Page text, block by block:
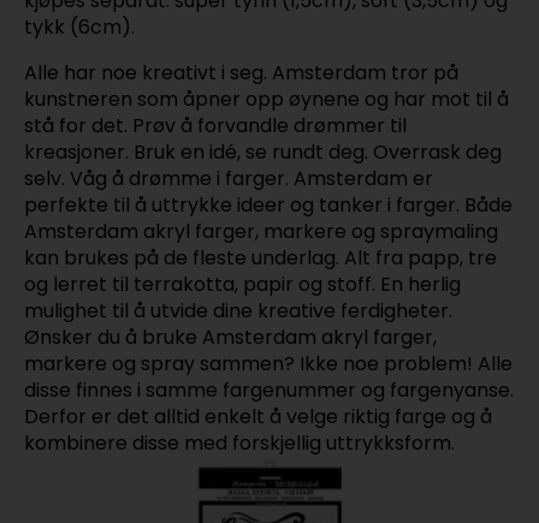
tykk (6cm).
Alle har noe kreativt i seg. Amsterdam tror på
kunstneren som åpner opp øynene og har mot til å
stå for det. Prøv å forvandle drømmer til
kreasjoner. Bruk en idé, se rundt deg. Overrask deg
selv. Våg å drømme i farger. Amsterdam er
perfekte til å uttrykke ideer og tanker i farger. Både
Amsterdam akryl farger, markere og spraymaling
kan brukes på de fleste underlag. Alt fra papp, tre
og lerret til terrakotta, papir og stoff. En herlig
mulighet til å utvide dine kreative ferdigheter.
Ønsker du å bruke Amsterdam akryl farger,
markere og spray sammen? Ikke noe problem! Alle
disse finnes i samme fargenummer og fargenyanse.
Derfor er det alltid enkelt å velge riktig farge og å
kombinere disse med forskjellig uttrykksform.